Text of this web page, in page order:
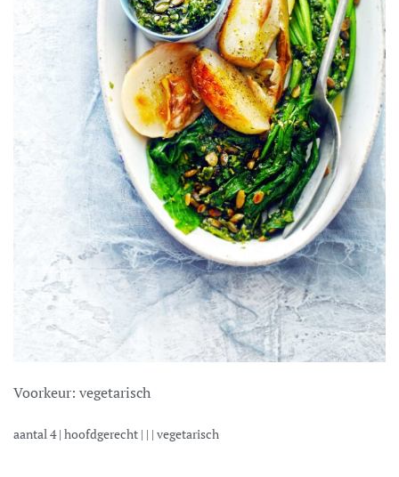
Voorkeur: vegetarisch
aantal 4| hoofdgerecht | | | vegetarisch